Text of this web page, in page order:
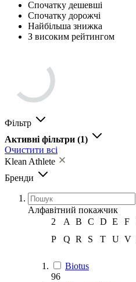
Спочатку дешевші
Спочатку дорожчі
Найбільша знижка
З високим рейтингом
Фільтр
Активні фільтри (1)
Очистити всі
Klean Athlete
Бренди
Алфавітний покажчик
2
A B C D E F
P
Q R S T U V
Biotus
96